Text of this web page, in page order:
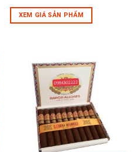
5out of 5
XEM GIÁ SẢN PHẨM